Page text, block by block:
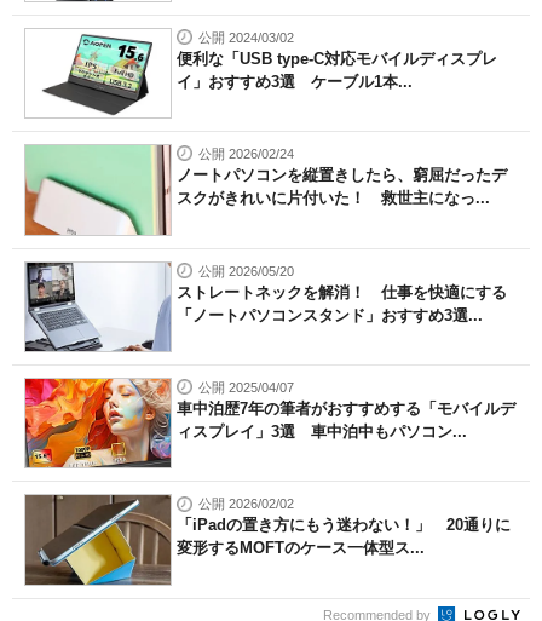
公開 2024/03/02
便利な「USB type-C対応モバイルディスプレ
イ」おすすめ3選 ケーブル1本...
公開 2026/02/24
ノートパソコンを縦置きしたら、窮屈だったデ
スクがきれいに片付いた！ 救世主になっ...
公開 2026/05/20
ストレートネックを解消！ 仕事を快適にする
「ノートパソコンスタンド」おすすめ3選...
公開 2025/04/07
車中泊歴7年の筆者がおすすめする「モバイルデ
ィスプレイ」3選 車中泊中もパソコン...
公開 2026/02/02
「iPadの置き方にもう迷わない！」 20通りに
変形するMOFTのケース一体型ス...
Recommended by